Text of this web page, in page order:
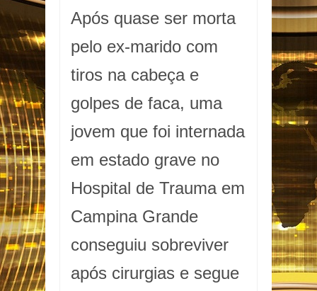
Após quase ser morta
pelo ex-marido com
tiros na cabeça e
golpes de faca, uma
jovem que foi internada
em estado grave no
Hospital de Trauma em
Campina Grande
conseguiu sobreviver
após cirurgias e segue